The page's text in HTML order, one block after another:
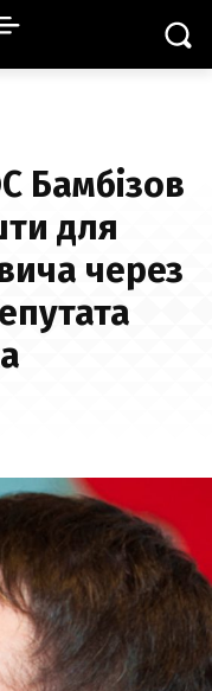
Бамбізов
для
через